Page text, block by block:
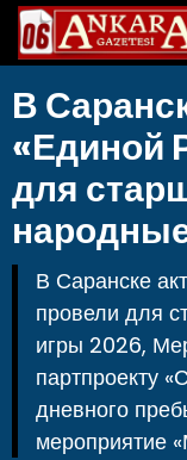
В
«Единой
для
В Саранске
провели для
игры 2026,
партпроекту
дневного
мероприятие